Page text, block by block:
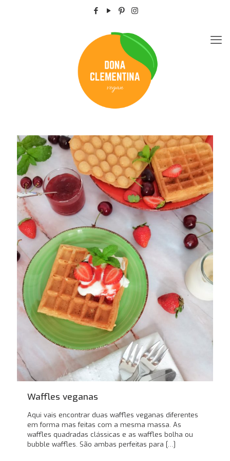
Waffles veganas
Aqui vais encontrar duas waffles veganas diferentes
em forma mas feitas com a mesma massa. As
waffles quadradas clássicas e as waffles bolha ou
bubble waffles. São ambas perfeitas para […]